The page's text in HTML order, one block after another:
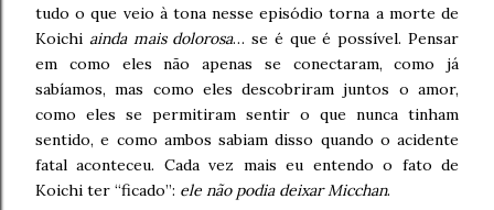
tudo o que veio à tona nesse episódio torna a morte de
Koichi ainda mais dolorosa… se é que é possível. Pensar
em como eles não apenas se conectaram, como já
sabíamos, mas como eles descobriram juntos o amor,
como eles se permitiram sentir o que nunca tinham
sentido, e como ambos sabiam disso quando o acidente
fatal aconteceu. Cada vez mais eu entendo o fato de
Koichi ter “ficado”: ele não podia deixar Micchan.